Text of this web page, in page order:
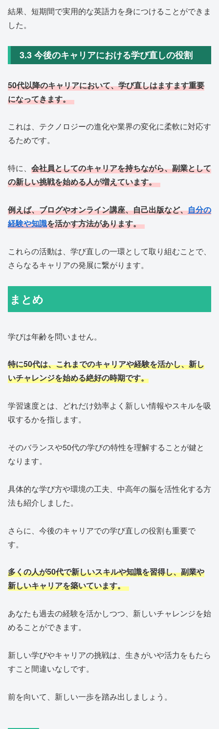
結果、短期間で実用的な英語力を身につけることができま
した。
3.3 今後のキャリアにおける学び直しの役割
50代以降のキャリアにおいて、学び直しはますます重要
になってきます。
これは、テクノロジーの進化や業界の変化に柔軟に対応す
るためです。
特に、 会社員としてのキャリアを持ちながら、副業として
の新しい挑戦を始める人が増えています。
例えば、ブログやオンライン講座、自己出版など、自分の
経験や知識を活かす方法があります。
これらの活動は、学び直しの一環として取り組むことで、
さらなるキャリアの発展に繋がります。
まとめ
学びは年齢を問いません。
特に50代は、これまでのキャリアや経験を活かし、新し
いチャレンジを始める絶好の時期です。
学習速度とは、どれだけ効率よく新しい情報やスキルを吸
収するかを指します。
そのバランスや50代の学びの特性を理解することが鍵と
なります。
具体的な学び方や環境の工夫、中高年の脳を活性化する方
法も紹介しました。
さらに、今後のキャリアでの学び直しの役割も重要で
す。
多くの人が50代で新しいスキルや知識を習得し、副業や
新しいキャリアを築いています。
あなたも過去の経験を活かしつつ、新しいチャレンジを始
めることができます。
新しい学びやキャリアの挑戦は、生きがいや活力をもたら
すこと間違いなしです。
前を向いて、新しい一歩を踏み出しましょう。